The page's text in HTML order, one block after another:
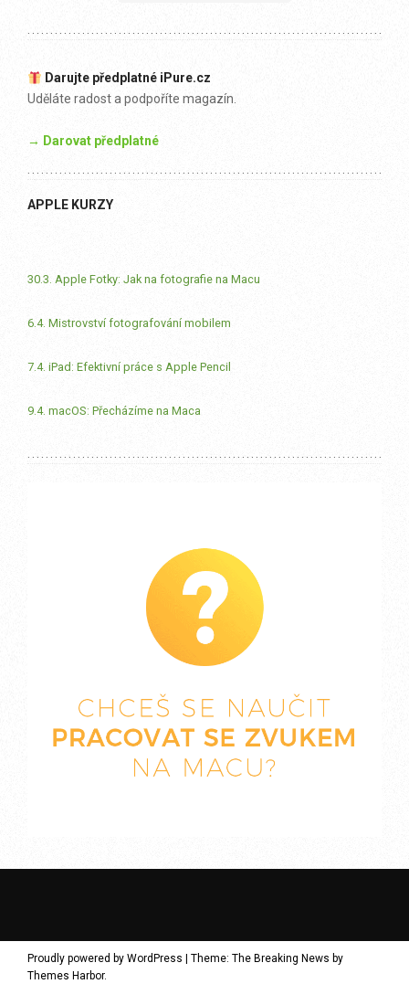
Darujte předplatné iPure.cz
Uděláte radost a podpoříte magazín.
→ Darovat předplatné
APPLE KURZY
30.3. Apple Fotky: Jak na fotografie na Macu
6.4. Mistrovství fotografování mobilem
7.4. iPad: Efektivní práce s Apple Pencil
9.4. macOS: Přecházíme na Maca
Proudly powered by WordPress
Theme: The Breaking News by
Themes Harbor.